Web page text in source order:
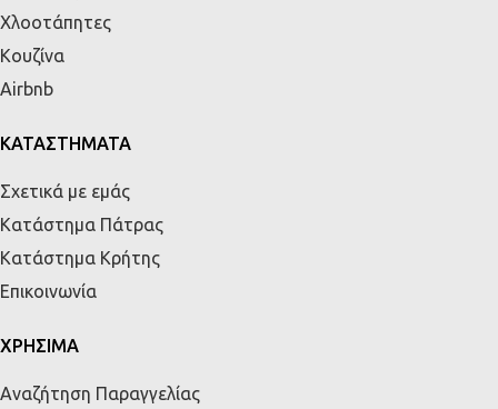
Χλοοτάπητες
Κουζίνα
Airbnb
ΚΑΤΑΣΤΗΜΑΤΑ
Σχετικά με εμάς
Κατάστημα Πάτρας
Κατάστημα Κρήτης
Επικοινωνία
ΧΡΗΣΙΜΑ
Αναζήτηση Παραγγελίας